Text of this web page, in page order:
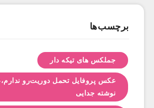
برچسب‌ها
جملکس های تیکه دار
عکس پروفایل تحمل دوریت‌رو
نوشته جدایی